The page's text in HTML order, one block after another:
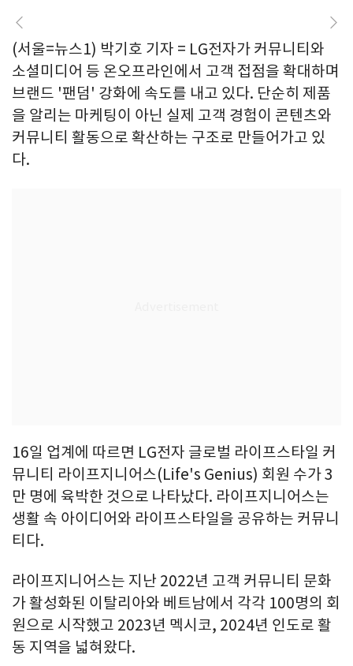
(서울=뉴스1) 박기호 기자 = LG전자가 커뮤니티와
소셜미디어 등 온오프라인에서 고객 접점을 확대하며
브랜드 '팬덤' 강화에 속도를 내고 있다. 단순히 제품
을 알리는 마케팅이 아닌 실제 고객 경험이 콘텐츠와
커뮤니티 활동으로 확산하는 구조로 만들어가고 있
다.
16일 업계에 따르면 LG전자 글로벌 라이프스타일 커
뮤니티 라이프지니어스(Life's Genius) 회원 수가 3
만 명에 육박한 것으로 나타났다. 라이프지니어스는
생활 속 아이디어와 라이프스타일을 공유하는 커뮤니
티다.
라이프지니어스는 지난 2022년 고객 커뮤니티 문화
가 활성화된 이탈리아와 베트남에서 각각 100명의 회
원으로 시작했고 2023년 멕시코, 2024년 인도로 활
동 지역을 넓혀왔다.